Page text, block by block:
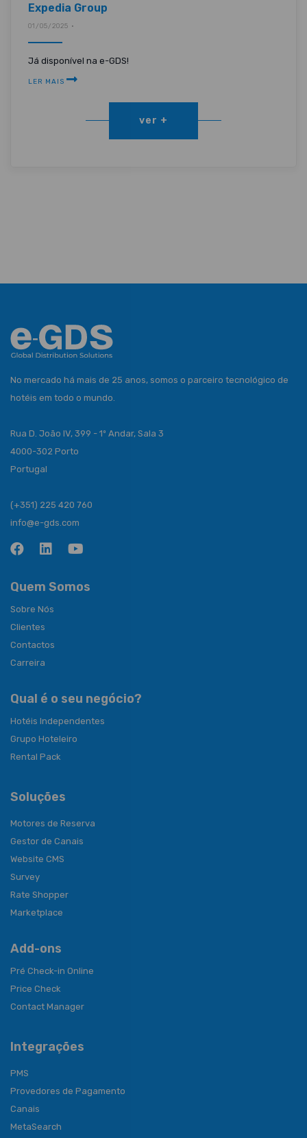
Expedia Group
01/05/2025 •
Já disponível na e-GDS!
LER MAIS
ver +
No mercado há mais de 25 anos, somos o parceiro tecnológico de
hotéis em todo o mundo.
Rua D. João IV, 399 - 1º Andar, Sala 3
4000-302 Porto
Portugal
(+351) 225 420 760
info@e-gds.com
Quem Somos
Sobre Nós
Clientes
Contactos
Carreira
Qual é o seu negócio?
Hotéis Independentes
Grupo Hoteleiro
Rental Pack
Soluções
Motores de Reserva
Gestor de Canais
Website CMS
Survey
Rate Shopper
Marketplace
Add-ons
Pré Check-in Online
Price Check
Contact Manager
Integrações
PMS
Provedores de Pagamento
Canais
MetaSearch